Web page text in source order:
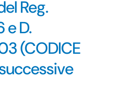
Reg.
e D.
(CODICE